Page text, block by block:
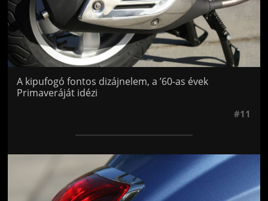
A kipufogó fontos dizájnelem, a ’60-as évek
Primaveráját idézi
#11
Jön még kép!